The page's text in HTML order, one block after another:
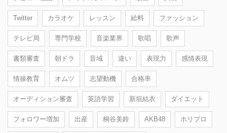
Twitter カラオケ レッスン 給料 ファッション
テレビ局 専門学校 音楽業界 歌唱 歌声
書類審査 朝ドラ 音域 違い 表現力 感情表現
情操教育 オムツ 志望動機 合格率
オーディション審査 英語学習 新垣結衣 ダイエット
フォロワー増加 出産 桐谷美鈴 AKB48 ホリプロ